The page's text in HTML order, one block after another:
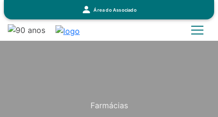
Área do Associado
Farmácias